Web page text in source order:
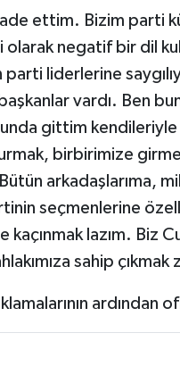
ettim. Bizim parti
negatif bir dil
liderlerine
vardı. Ben
gittim
birbirimize
arkadaşlarıma,
seçmenlerine
kaçınmak lazım.
sahip çıkmak
ardından